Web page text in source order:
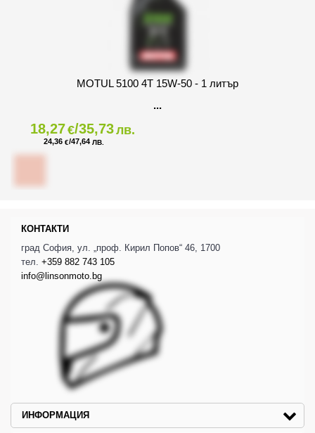
MOTUL 5100 4T 15W-50 - 1 литър
18,27€/35,73лв.
24,36 €/47,64 ЛВ.
КОНТАКТИ
град София, ул. „проф. Кирил Попов“ 46, 1700
тел. +359 882 743 105
info@linsonmoto.bg
ИНФОРМАЦИЯ